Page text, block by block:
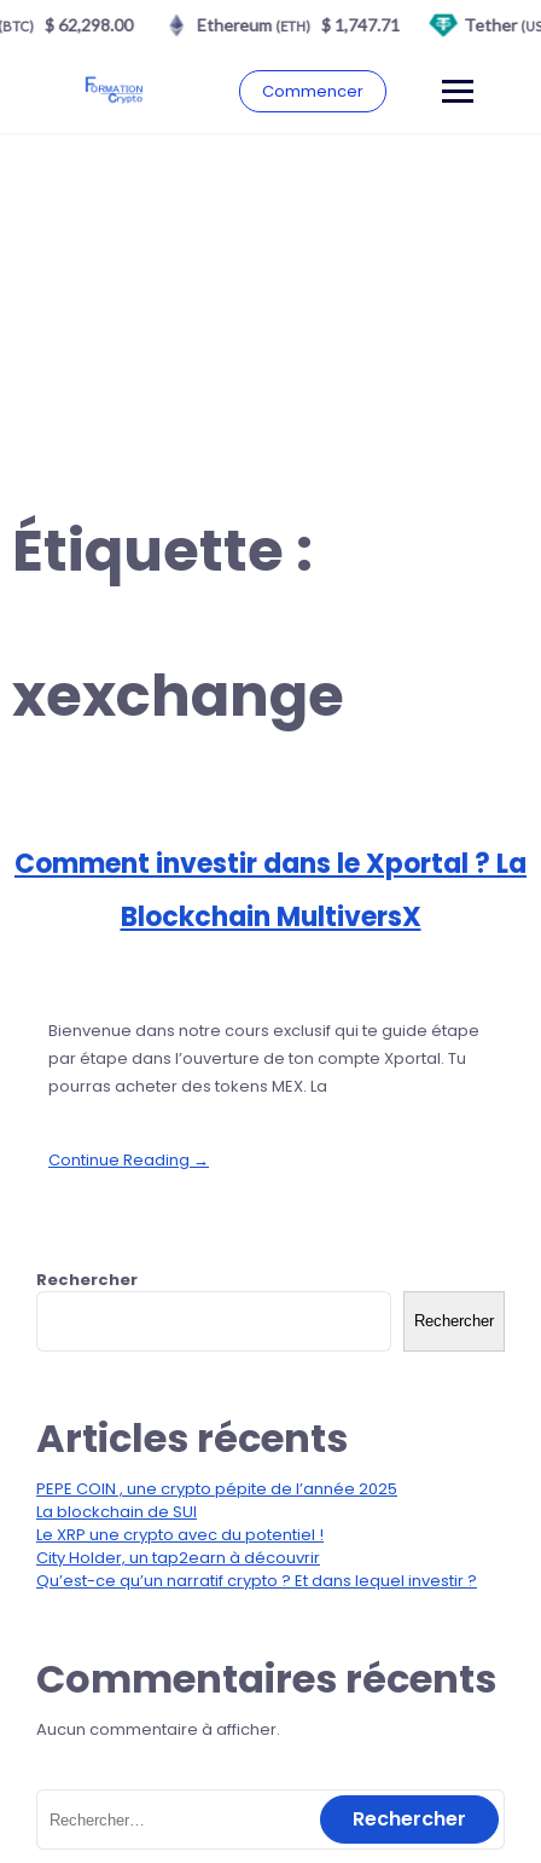
Commencer
Étiquette :
xexchange
Comment investir dans le Xportal ? La
Blockchain MultiversX
Bienvenue dans notre cours exclusif qui te guide étape
par étape dans l’ouverture de ton compte Xportal. Tu
pourras acheter des tokens MEX. La
Continue Reading →
Rechercher
Rechercher
Articles récents
PEPE COIN , une crypto pépite de l’année 2025
La blockchain de SUI
Le XRP une crypto avec du potentiel !
City Holder, un tap2earn à découvrir
Qu’est-ce qu’un narratif crypto ? Et dans lequel investir ?
Commentaires récents
Aucun commentaire à afficher.
$ 62,298.00 Ethereum (ETH) $ 1,747.71 Tether